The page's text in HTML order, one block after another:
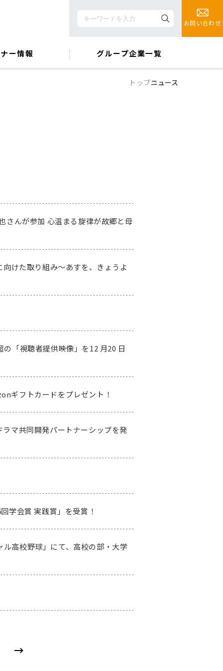
ー情報 グループ企業一覧
お問い合わせ
トップニュース
んが参加 心温まる旋律が故郷と母
けた取り組み～あすを、きょうよ
「視聴者提供映像」を12 月20 日
ギフトカードをプレゼント！
マ共同開発パートナーシップを発
学会賞 実践賞」を受賞！
高校野球」にて、高校の部・大学